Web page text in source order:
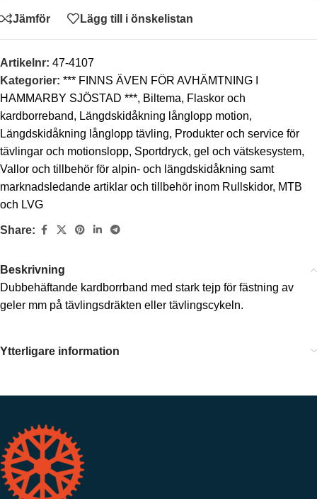
Jämför Lägg till i önskelistan
Artikelnr: 47-4107
Kategorier: *** FINNS ÄVEN FÖR AVHÄMTNING I
HAMMARBY SJÖSTAD ***, Biltema, Flaskor och
kardborreband, Längdskidåkning långlopp motion,
Längdskidåkning långlopp tävling, Produkter och service för
tävlingar och motionslopp, Sportdryck, gel och vätskesystem,
Vallor och tillbehör för alpin- och längdskidåkning samt
marknadsledande artiklar och tillbehör inom Rullskidor, MTB
och LVG
Share:
Beskrivning
Dubbehäftande kardborrband med stark tejp för fästning av
geler mm på tävlingsdräkten eller tävlingscykeln.
Ytterligare information